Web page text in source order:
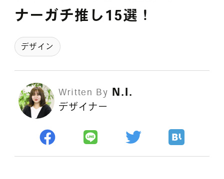
各種ご相談 資料ダウンロード
セミナー申し込み
無料診断実施中
ナーガチ推し15選！
デザイン
Written By N.I.
デザイナー